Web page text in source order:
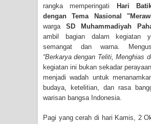
rangka memperingati
Hari
dengan Tema Nasional
warga SD Muhammadiyah
ambil bagian dalam kegiatan
semangat dan warna.
“Berkarya dengan Teliti, Menghias
kegiatan ini bukan sekadar
menjadi wadah untuk
budaya, ketelitian, dan rasa
warisan bangsa Indonesia.
Pagi yang cerah di hari Kamis, 2